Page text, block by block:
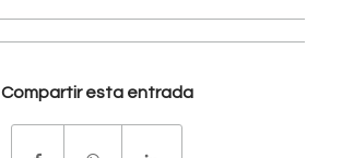
Compartir esta entrada